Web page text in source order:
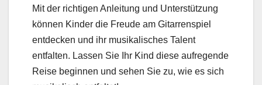
Mit der richtigen Anleitung und Unterstützung
können Kinder die Freude am Gitarrenspiel
entdecken und ihr musikalisches Talent
entfalten. Lassen Sie Ihr Kind diese aufregende
Reise beginnen und sehen Sie zu, wie es sich